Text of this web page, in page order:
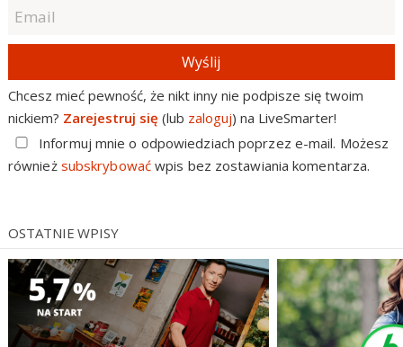
Wyślij
Chcesz mieć pewność, że nikt inny nie podpisze się twoim
nickiem? Zarejestruj się (lub zaloguj) na LiveSmarter!
Informuj mnie o odpowiedziach poprzez e-mail. Możesz
również subskrybowaćwpis bez zostawiania komentarza.
OSTATNIE WPISY